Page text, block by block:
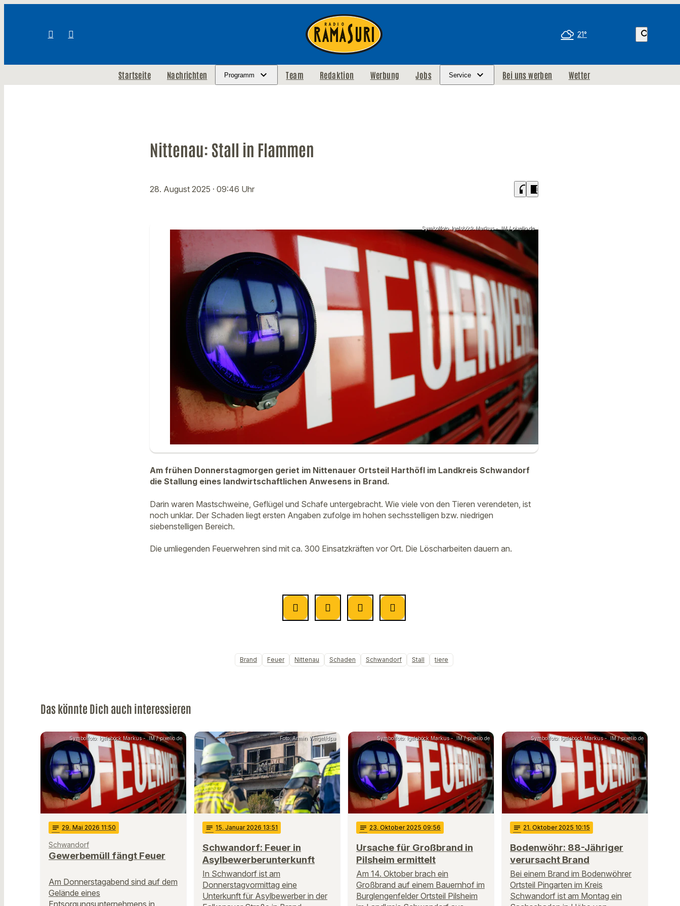
21° search
Startseite Nachrichten Programm Team Redaktion Werbung Jobs Service Bei uns werben Wetter
Nittenau: Stall in Flammen
28. August 2025 · 09:46 Uhr headphones chrome_reader_mode
Symbolfoto: Igelsböck Markus - .IM / pixelio.de
Am frühen Donnerstagmorgen geriet im Nittenauer Ortsteil Harthöfl im Landkreis Schwandorf
die Stallung eines landwirtschaftlichen Anwesens in Brand.
Darin waren Mastschweine, Geflügel und Schafe untergebracht. Wie viele von den Tieren verendeten, ist
noch unklar. Der Schaden liegt ersten Angaben zufolge im hohen sechsstelligen bzw. niedrigen
siebenstelligen Bereich.
Die umliegenden Feuerwehren sind mit ca. 300 Einsatzkräften vor Ort. Die Löscharbeiten dauern an.
Brand Feuer Nittenau Schaden Schwandorf Stall tiere
Das könnte Dich auch interessieren
Symbolfoto: Igelsböck Markus - .IM / pixelio.de
notes 29. Mai 2026 11:50
Schwandorf
Gewerbemüll fängt Feuer
Am Donnerstagabend sind auf dem
Gelände eines
Entsorgungsunternehmens in
Foto: Armin Weigel/dpa
notes 15. Januar 2026 13:51
Schwandorf: Feuer in
Asylbewerberunterkunft
In Schwandorf ist am
Donnerstagvormittag eine
Unterkunft für Asylbewerber in der
Symbolfoto: Igelsböck Markus - .IM / pixelio.de
notes 23. Oktober 2025 09:56
Ursache für Großbrand in
Pilsheim ermittelt
Am 14. Oktober brach ein
Großbrand auf einem Bauernhof im
Burglengenfelder Ortsteil Pilsheim
Symbolfoto: Igelsböck Markus - .IM / pixelio.de
notes 21. Oktober 2025 10:15
Bodenwöhr: 88-Jähriger
verursacht Brand
Bei einem Brand im Bodenwöhrer
Ortsteil Pingarten im Kreis
Schwandorf ist am Montag ein